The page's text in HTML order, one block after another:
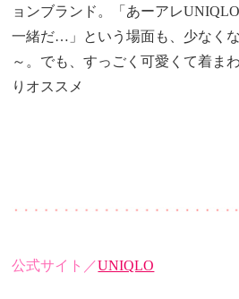
ョンブランド。「あーアレ
一緒だ…」という場面も、少なく
～。でも、すっごく可愛くて着ま
りオススメ
公式サイト／UNIQLO